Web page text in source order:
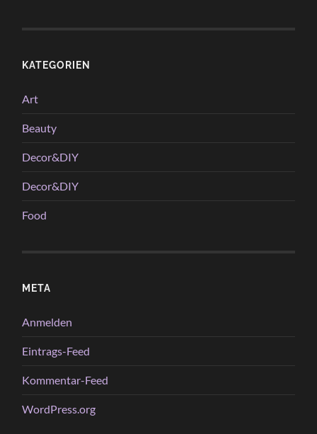
KATEGORIEN
Art
Beauty
Decor&DIY
Decor&DIY
Food
META
Anmelden
Eintrags-Feed
Kommentar-Feed
WordPress.org